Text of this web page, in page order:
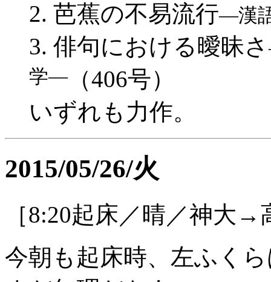
2. 芭蕉の不易流行―漢
3. 俳句における曖昧さ
学―（406号）
いずれも力作。
2015/05/26/火
［8:20起床／晴／神大→
今朝も起床時、左ふく